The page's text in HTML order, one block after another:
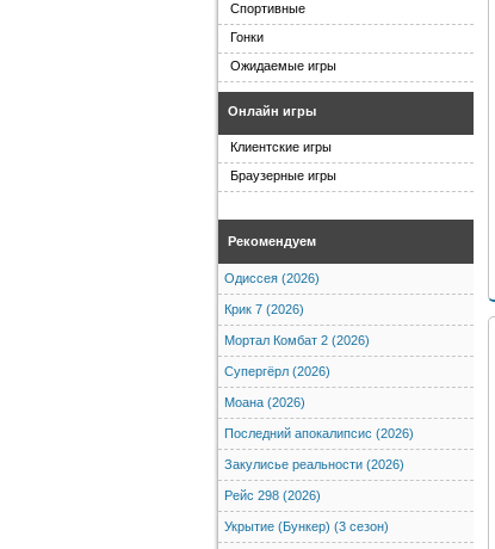
Спортивные
Гонки
Ожидаемые игры
Онлайн игры
Клиентские игры
Браузерные игры
Рекомендуем
Одиссея (2026)
Крик 7 (2026)
Мортал Комбат 2 (2026)
Супергёрл (2026)
Моана (2026)
Последний апокалипсис (2026)
Закулисье реальности (2026)
Рейс 298 (2026)
Укрытие (Бункер) (3 сезон)